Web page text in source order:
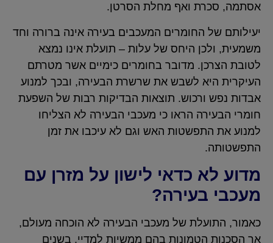
אסתמה, סכרת ואף מחלת הסרטן.
יעילותם של החומרים המעכבים בעירה אינה ברורה וחד
משמעית, ולכן היחס של עלות – תועלת אינו נמצא
לטובת הצרכן. מדובר בחומרים כימיים אשר מטרתם
העיקרית היא לשבש את שרשרת הבעירה, ובכך למנוע
אבדות נפש ורכוש. תוצאות הבדיקות רבות של השפעת
חומרי הבעירה הראו כי מעכבי הבעירה לא הצליחו
למנוע את התפשטות האש וגם לא עיכבו את זמן
התפשטותה.
מדוע לא כדאי לישון על מזרן עם
מעכבי בעירה?
כאמור, התועלת של מעכבי הבעירה לא הוכחה מעולם,
אך הסכנות הטמונות בהם ממשיות למדיי. בשנים